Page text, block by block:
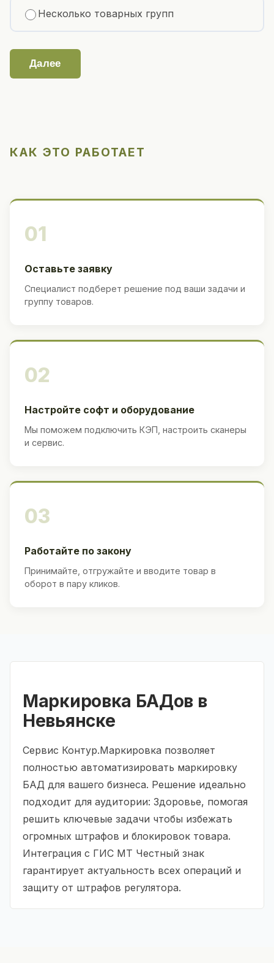
Несколько товарных групп
Далее
КАК ЭТО РАБОТАЕТ
01
Оставьте заявку
Специалист подберет решение под ваши задачи и
группу товаров.
02
Настройте софт и оборудование
Мы поможем подключить КЭП, настроить сканеры
и сервис.
03
Работайте по закону
Принимайте, отгружайте и вводите товар в
оборот в пару кликов.
Маркировка БАДов в
Невьянске
Сервис Контур.Маркировка позволяет
полностью автоматизировать маркировку
БАД для вашего бизнеса. Решение идеально
подходит для аудитории: Здоровье, помогая
решить ключевые задачи чтобы избежать
огромных штрафов и блокировок товара.
Интеграция с ГИС МТ Честный знак
гарантирует актуальность всех операций и
защиту от штрафов регулятора.